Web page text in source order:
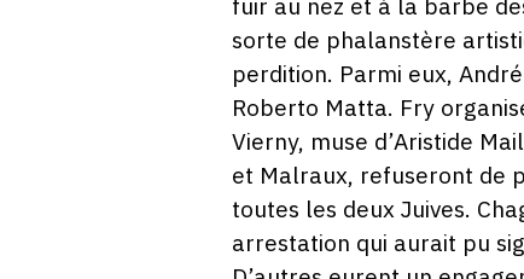
sorte de phalanstère
perdition. Parmi eux,
Roberto Matta. Fry
Vierny, muse d’Aristide
et Malraux, refuseront de
toutes les deux Juives.
arrestation qui aurait pu